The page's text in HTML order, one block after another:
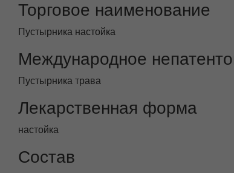
Торговое наименование
Пустырника настойка
Международное
Пустырника трава
Лекарственная форма
настойка
Состав